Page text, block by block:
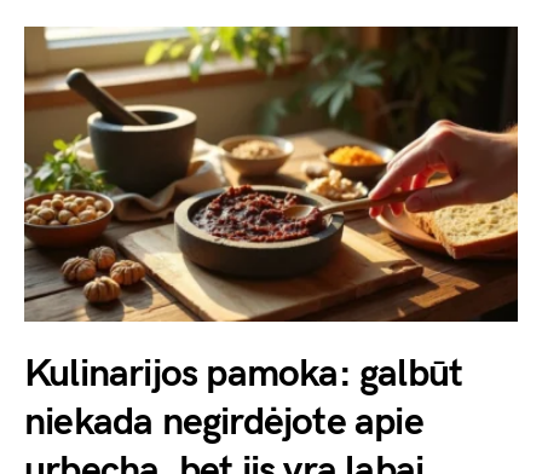
Kulinarijos pamoka: galbūt
niekada negirdėjote apie